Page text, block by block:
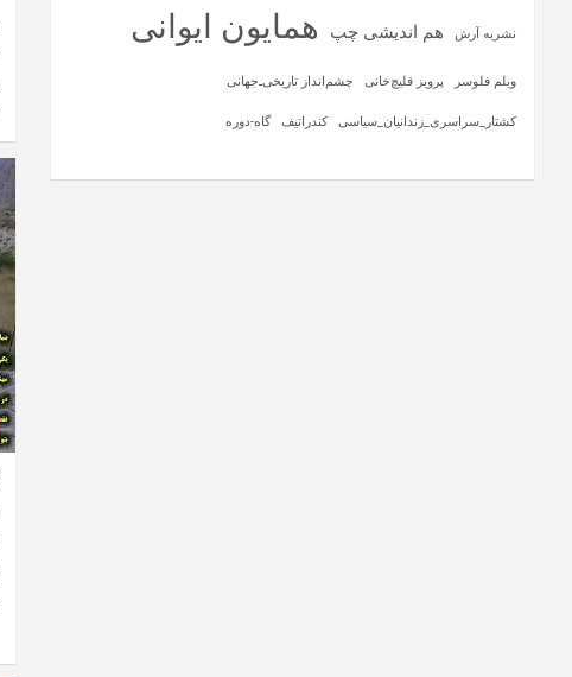
نشریه آرش هم اندیشی چپ همایون ایوانی
ویلم فلوسر پرویز قلیچ‌خانی چشم‌انداز تاریخی‌ـ‌جهانی
کشتار_سراسری_زندانیان_سیاسی کندراتیف گاه-دوره